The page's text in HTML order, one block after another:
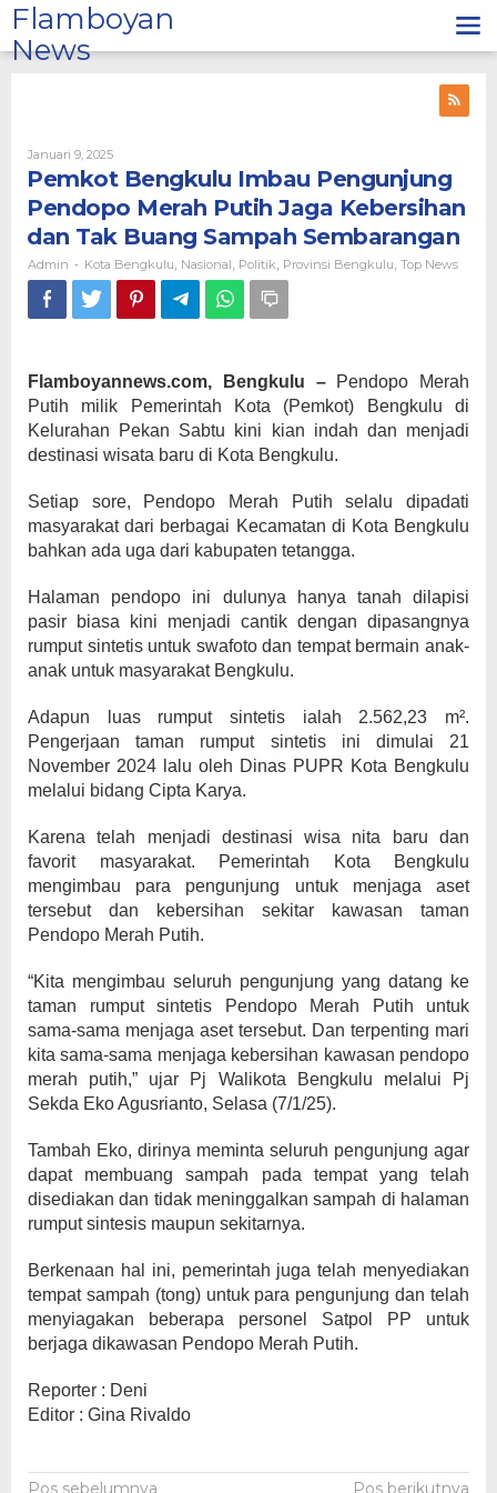
Lewati
ke
konten
Flamboyan
News
Januari 9, 2025Oleh
Admin
Pemkot Bengkulu Imbau Pengunjung
Pendopo Merah Putih Jaga Kebersihan
dan Tak Buang Sampah Sembarangan
Admin - Kota Bengkulu Nasional Politik Provinsi Bengkulu Top News
Flamboyannews.com, Bengkulu –Pendopo Merah
Putih milik Pemerintah Kota (Pemkot) Bengkulu di
Kelurahan Pekan Sabtu kini kian indah dan menjadi
destinasi wisata baru di Kota Bengkulu.
Setiap sore, Pendopo Merah Putih selalu dipadati
masyarakat dari berbagai Kecamatan di Kota Bengkulu
bahkan ada uga dari kabupaten tetangga.
Halaman pendopo ini dulunya hanya tanah dilapisi
pasir biasa kini menjadi cantik dengan dipasangnya
rumput sintetis untuk swafoto dan tempat bermain anak-
anak untuk masyarakat Bengkulu.
Adapun luas rumput sintetis ialah 2.562,23 m².
Pengerjaan taman rumput sintetis ini dimulai 21
November 2024 lalu oleh Dinas PUPR Kota Bengkulu
melalui bidang Cipta Karya.
Karena telah menjadi destinasi wisa nita baru dan
favorit masyarakat. Pemerintah Kota Bengkulu
mengimbau para pengunjung untuk menjaga aset
tersebut dan kebersihan sekitar kawasan taman
Pendopo Merah Putih.
“Kita mengimbau seluruh pengunjung yang datang ke
taman rumput sintetis Pendopo Merah Putih untuk
sama-sama menjaga aset tersebut. Dan terpenting mari
kita sama-sama menjaga kebersihan kawasan pendopo
merah putih,” ujar Pj Walikota Bengkulu melalui Pj
Sekda Eko Agusrianto, Selasa (7/1/25).
Tambah Eko, dirinya meminta seluruh pengunjung agar
dapat membuang sampah pada tempat yang telah
disediakan dan tidak meninggalkan sampah di halaman
rumput sintesis maupun sekitarnya.
Berkenaan hal ini, pemerintah juga telah menyediakan
tempat sampah (tong) untuk para pengunjung dan telah
menyiagakan beberapa personel Satpol PP untuk
berjaga dikawasan Pendopo Merah Putih.
Reporter : Deni
Editor : Gina Rivaldo
Pos sebelumnya Pos berikutnya